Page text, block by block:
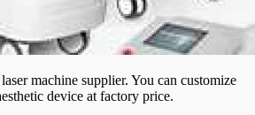
machine supplier. You can customize
device at factory price.